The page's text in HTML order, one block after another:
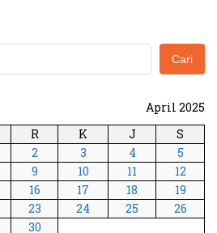
Cari
April 2025
R K J
S
2 3 4
5
9 10 11
12
16 17 18
19
23 24 25
26
30